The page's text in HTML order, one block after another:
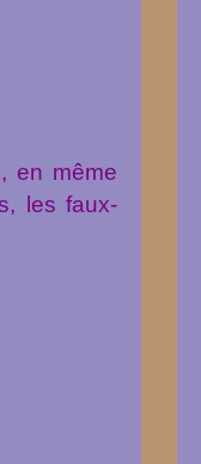
en même
les faux-